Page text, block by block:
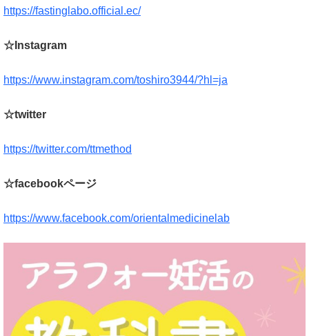
https://fastinglabo.official.ec/
☆Instagram
https://www.instagram.com/toshiro3944/?hl=ja
☆twitter
https://twitter.com/ttmethod
☆facebookページ
https://www.facebook.com/orientalmedicinelab